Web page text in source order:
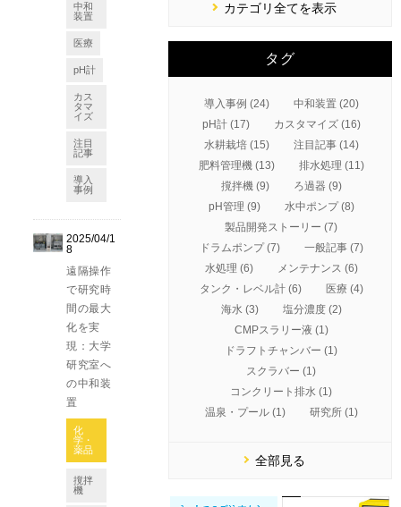
中和
装置
医療
pH計
カス
タマ
イズ
注目
記事
導入
事例
2025/04/1
8
遠隔操作
で研究時
間の最大
化を実
現：大学
研究室へ
の中和装
置
化
学・
薬品
撹拌
機
カテゴリ全てを表示
タグ
導入事例 (24)
中和装置 (20)
pH計 (17)
カスタマイズ (16)
水耕栽培 (15)
注目記事 (14)
肥料管理機 (13)
排水処理 (11)
撹拌機 (9)
ろ過器 (9)
pH管理 (9)
水中ポンプ (8)
製品開発ストーリー (7)
ドラムポンプ (7)
一般記事 (7)
水処理 (6)
メンテナンス (6)
タンク・レベル計 (6)
医療 (4)
海水 (3)
塩分濃度 (2)
CMPスラリー液 (1)
ドラフトチャンバー (1)
スクラバー (1)
コンクリート排水 (1)
温泉・プール (1)
研究所 (1)
全部見る